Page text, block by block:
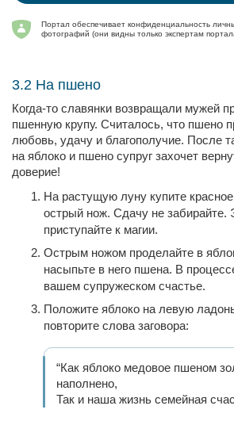
Портал обеспечивает конфиденциальность
фотографий (они видны только экспертам
3.2 На пшено
Когда-то славянки возвращали мужей
пшенную крупу. Считалось, что пшено
любовь, удачу и благополучие. После
на яблоко и пшено супруг захочет
доверие!
На растущую луну купите
острый нож. Сдачу не забирайте.
приступайте к магии.
Острым ножом проделайте в
насыпьте в него пшена. В
вашем супружеском счастье.
Положите яблоко на левую
повторите слова заговора:
“Как яблоко медовое пшеном
наполнено,
Так и наша жизнь семейная